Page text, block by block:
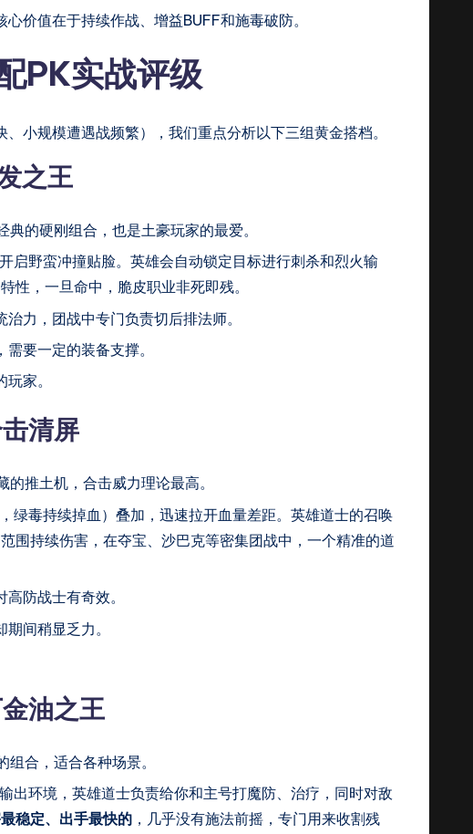
价值在于持续作战、增益BUFF和施毒破防。
PK实战评级
小规模遭遇战频繁），我们重点分析以下三组黄金搭档。
之王
的硬刚组合，也是土豪玩家的最爱。
启野蛮冲撞贴脸。英雄会自动锁定目标进行刺杀和烈火输
性，一旦命中，脆皮职业非死即残。
力，团战中专门负责切后排法师。
要一定的装备支撑。
家。
清屏
推土机，合击威力理论最高。
绿毒持续掉血）叠加，迅速拉开血量差距。英雄道士的召唤
围持续伤害，在夺宝、沙巴克等密集团战中，一个精准的道
防战士有奇效。
间稍显乏力。
油之王
合，适合各种场景。
出环境，英雄道士负责给你和主号打魔防、治疗，同时对敌
稳定、出手最快的 ，几乎没有施法前摇，专门用来收割残